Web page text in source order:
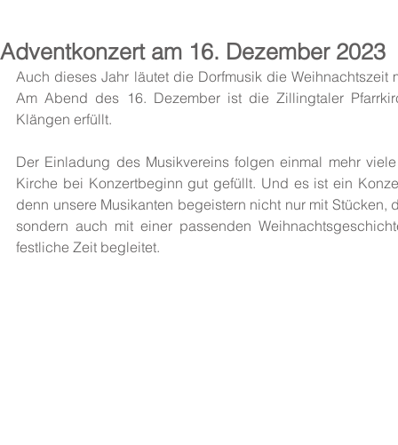
Adventkonzert am 16. Dezember 2023
Auch dieses Jahr läutet die Dorfmusik die Weihnachtszeit
Am Abend des 16. Dezember ist die Zillingtaler
Klängen erfüllt.
Der Einladung des Musikvereins folgen einmal mehr
Kirche bei Konzertbeginn gut gefüllt. Und es ist ein
denn unsere Musikanten begeistern nicht nur mit Stücken,
sondern auch mit einer passenden
festliche Zeit begleitet.